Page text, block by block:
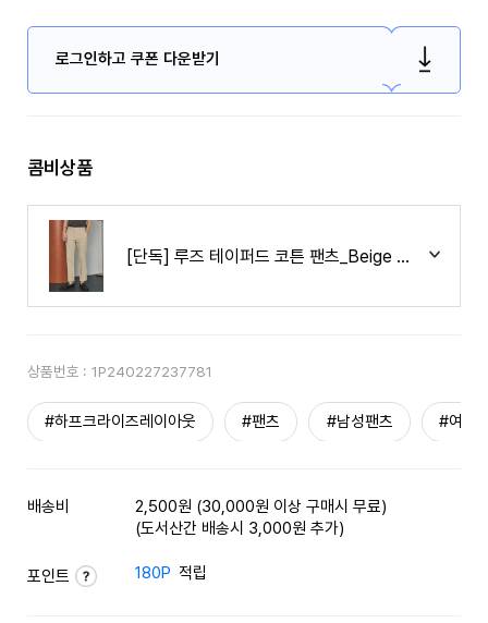
로그인하고 쿠폰 다운받기
콤비상품
[단독] 루즈 테이퍼드 코튼 팬츠_Beige P10035
상품번호 : 1P240227237781
#하프크라이즈레이아웃 #팬츠 #남성팬츠 #여름
배송비
2,500원 (30,000원 이상 구매시 무료)
(도서산간 배송시 3,000원 추가)
포인트 180P 적립